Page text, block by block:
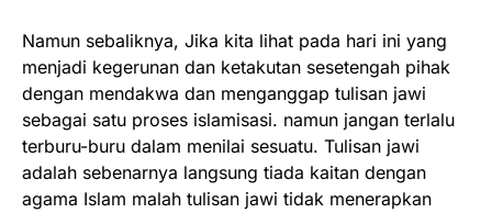
Namun sebaliknya, Jika kita lihat pada hari ini yang
menjadi kegerunan dan ketakutan sesetengah pihak
dengan mendakwa dan menganggap tulisan jawi
sebagai satu proses islamisasi. namun jangan terlalu
terburu-buru dalam menilai sesuatu. Tulisan jawi
adalah sebenarnya langsung tiada kaitan dengan
agama Islam malah tulisan jawi tidak menerapkan